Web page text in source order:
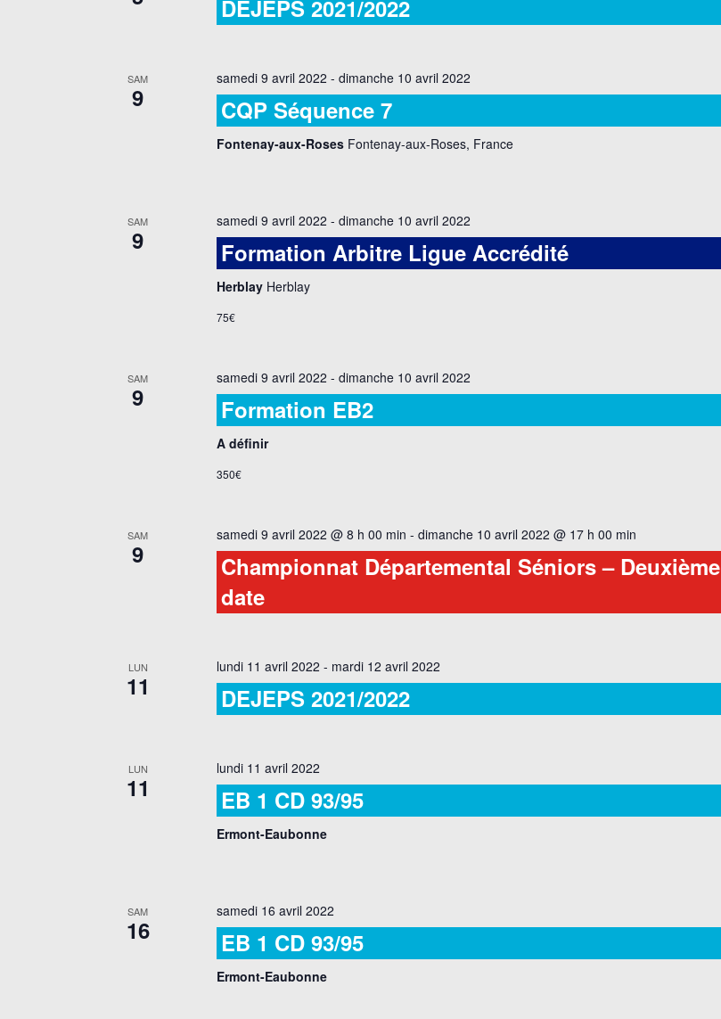
DEJEPS 2021/2022
SAM
9
samedi 9 avril 2022 -dimanche 10 avril 2022
CQP Séquence 7
Fontenay-aux-Roses Fontenay-aux-Roses, France
SAM
9
samedi 9 avril 2022 -dimanche 10 avril 2022
Formation Arbitre Ligue Accrédité
Herblay Herblay
75€
SAM
9
samedi 9 avril 2022 -dimanche 10 avril 2022
Formation EB2
A définir
350€
SAM
9
samedi 9 avril 2022 @ 8 h 00 min -dimanche 10 avril 2022 @ 17 h 00 min
Championnat Départemental Séniors – Deuxième
date
LUN
11
lundi 11 avril 2022 - mardi 12 avril 2022
DEJEPS 2021/2022
LUN
11
lundi 11 avril 2022
EB 1 CD 93/95
Ermont-Eaubonne
SAM
16
samedi 16 avril 2022
EB 1 CD 93/95
Ermont-Eaubonne